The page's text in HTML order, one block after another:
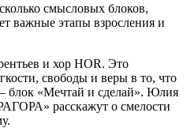
смысловых блоков,
важные этапы взросления и
и хор HOR. Это
свободы и веры в то, что
блок «Мечтай и сделай». Юлия
расскажут о смелости